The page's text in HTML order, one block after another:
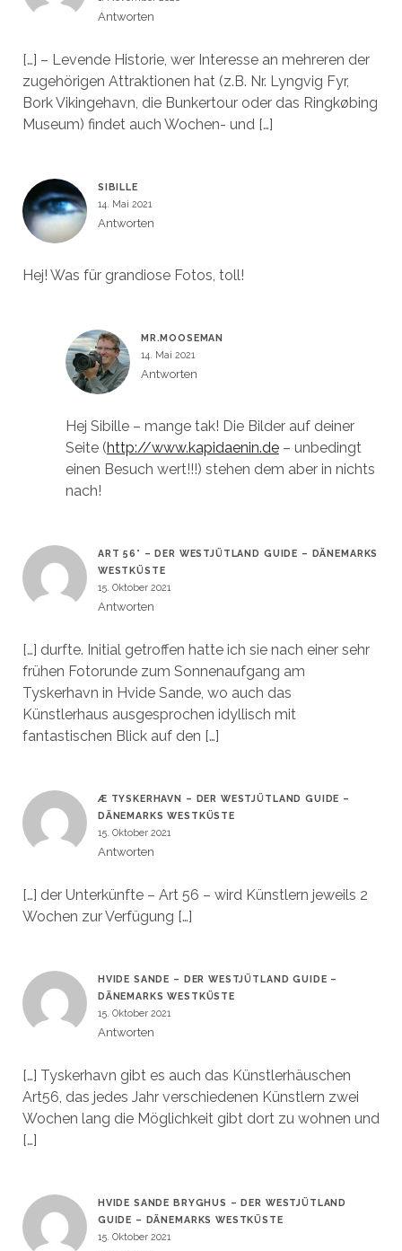
Antworten
[…] – Levende Historie, wer Interesse an mehreren der
zugehörigen Attraktionen hat (z.B. Nr. Lyngvig Fyr,
Bork Vikingehavn, die Bunkertour oder das Ringkøbing
Museum) findet auch Wochen- und […]
SIBILLE
14. Mai 2021
Antworten
Hej! Was für grandiose Fotos, toll!
MR.MOOSEMAN
14. Mai 2021
Antworten
Hej Sibille – mange tak! Die Bilder auf deiner
Seite (http://www.kapidaenin.de– unbedingt
einen Besuch wert!!!) stehen dem aber in nichts
nach!
ART 56° – DER WESTJÜTLAND GUIDE – DÄNEMARKS
WESTKÜSTE
15. Oktober 2021
Antworten
[…] durfte. Initial getroffen hatte ich sie nach einer sehr
frühen Fotorunde zum Sonnenaufgang am
Tyskerhavn in Hvide Sande, wo auch das
Künstlerhaus ausgesprochen idyllisch mit
fantastischen Blick auf den […]
Æ TYSKERHAVN – DER WESTJÜTLAND GUIDE –
DÄNEMARKS WESTKÜSTE
15. Oktober 2021
Antworten
[…] der Unterkünfte – Art 56 – wird Künstlern jeweils 2
Wochen zur Verfügung […]
HVIDE SANDE – DER WESTJÜTLAND GUIDE –
DÄNEMARKS WESTKÜSTE
15. Oktober 2021
Antworten
[…] Tyskerhavn gibt es auch das Künstlerhäuschen
Art56, das jedes Jahr verschiedenen Künstlern zwei
Wochen lang die Möglichkeit gibt dort zu wohnen und
[…]
HVIDE SANDE BRYGHUS – DER WESTJÜTLAND
GUIDE – DÄNEMARKS WESTKÜSTE
15. Oktober 2021